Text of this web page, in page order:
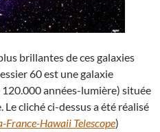
brillantes de ces galaxies
60 est une galaxie
années-lumière) située
cliché ci-dessus a été réalisé
France-Hawaii Telescope)